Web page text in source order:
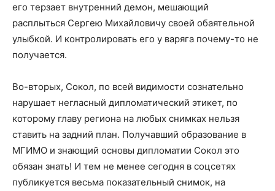
его терзает внутренний демон, мешающий
расплыться Сергею Михайловичу своей обаятельной
улыбкой. И контролировать его у варяга почему-то не
получается.
Во-вторых, Сокол, по всей видимости сознательно
нарушает негласный дипломатический этикет, по
которому главу региона на любых снимках нельзя
ставить на задний план. Получавший образование в
МГИМО и знающий основы дипломатии Сокол это
обязан знать! И тем не менее сегодня в соцсетях
публикуется весьма показательный снимок, на